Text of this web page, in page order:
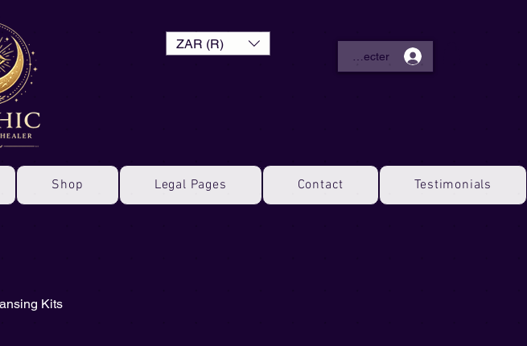
Se connecter
ZAR (R)
Shop Legal Pages Contact Testimonials
Kits